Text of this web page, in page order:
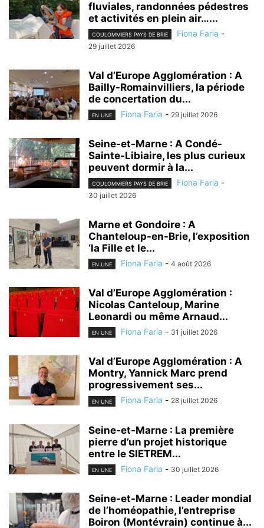
fluviales, randonnées pédestres
et activités en plein air…...
COULOMMIERS PAYS DE BRIE Fiona Faria -
29 juillet 2026
Val d’Europe Agglomération : A
Bailly-Romainvilliers, la période
de concertation du...
EN UNE Fiona Faria - 29 juillet 2026
Seine-et-Marne : A Condé-
Sainte-Libiaire, les plus curieux
peuvent dormir à la...
COULOMMIERS PAYS DE BRIE Fiona Faria -
30 juillet 2026
Marne et Gondoire : A
Chanteloup-en-Brie, l’exposition
‘la Fille et le...
EN UNE Fiona Faria - 4 août 2026
Val d’Europe Agglomération :
Nicolas Canteloup, Marine
Leonardi ou même Arnaud...
EN UNE Fiona Faria - 31 juillet 2026
Val d’Europe Agglomération : A
Montry, Yannick Marc prend
progressivement ses...
EN UNE Fiona Faria - 28 juillet 2026
Seine-et-Marne : La première
pierre d’un projet historique
entre le SIETREM...
EN UNE Fiona Faria - 30 juillet 2026
Seine-et-Marne : Leader mondial
de l’homéopathie, l’entreprise
Boiron (Montévrain) continue à...